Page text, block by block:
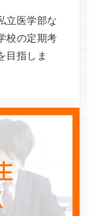
立医学部な
校の定期考
目指しま